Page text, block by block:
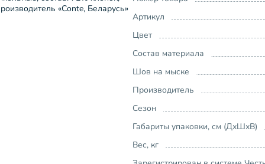
«Conte, Беларусь»
Артикул
Цвет
Состав материала
Шов на мыске
Производитель
Сезон
Габариты упаковки, см (ДхШхВ)
Вес, кг